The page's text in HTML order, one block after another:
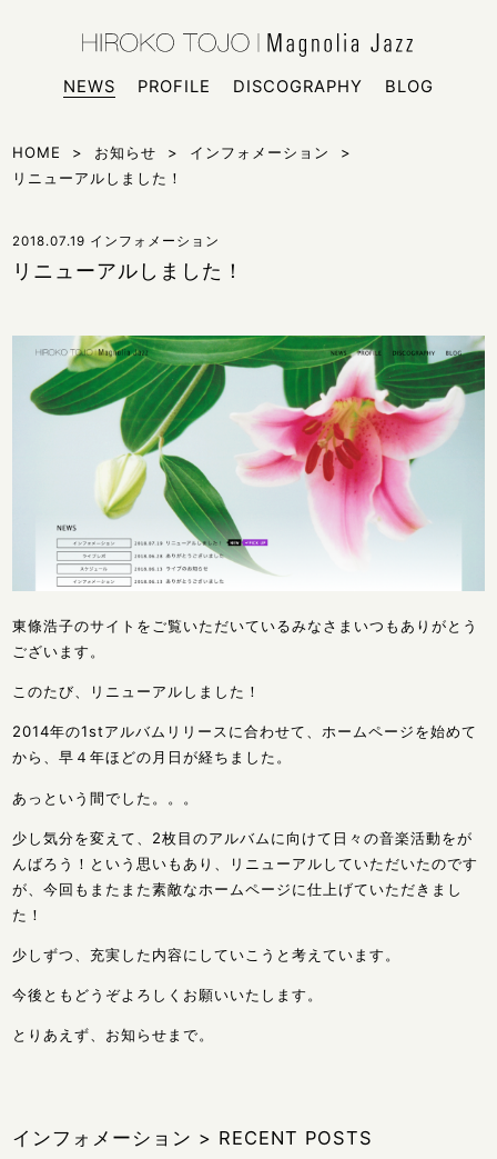
NEWS
PROFILE DISCOGRAPHY BLOG
HOME > お知らせ > インフォメーション
>
リニューアルしました！
2018.07.19 インフォメーション
リニューアルしました！
東條浩子のサイトをご覧いただいているみなさまいつもありがとう
ございます。
このたび、リニューアルしました！
2014年の1stアルバムリリースに合わせて、ホームページを始めて
から、早４年ほどの月日が経ちました。
あっという間でした。。。
少し気分を変えて、2枚目のアルバムに向けて日々の音楽活動をが
んばろう！という思いもあり、リニューアルしていただいたのです
が、今回もまたまた素敵なホームページに仕上げていただきまし
た！
少しずつ、充実した内容にしていこうと考えています。
今後ともどうぞよろしくお願いいたします。
とりあえず、お知らせまで。
インフォメーション > RECENT POSTS